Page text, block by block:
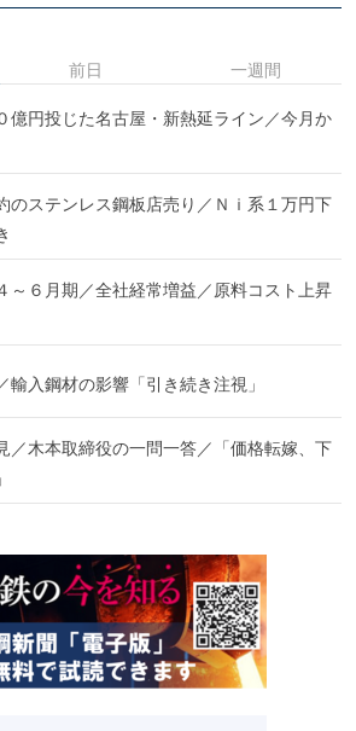
億円投じた名古屋・新熱延ライン／今月か
のステンレス鋼板店売り／Ｎｉ系１万円下
～６月期／全社経常増益／原料コスト上昇
入鋼材の影響「引き続き注視」
／木本取締役の一問一答／「価格転嫁、下
前日 一週間